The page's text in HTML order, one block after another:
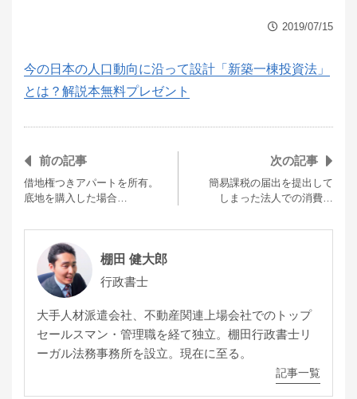
2019/07/15
今の日本の人口動向に沿って設計「新築一棟投資法」
とは？解説本無料プレゼント
前の記事
借地権つきアパートを所有。
底地を購入した場合…
次の記事
簡易課税の届出を提出して
しまった法人での消費…
棚田 健大郎
行政書士
大手人材派遣会社、不動産関連上場会社でのトップ
セールスマン・管理職を経て独立。棚田行政書士リ
ーガル法務事務所を設立。現在に至る。
記事一覧